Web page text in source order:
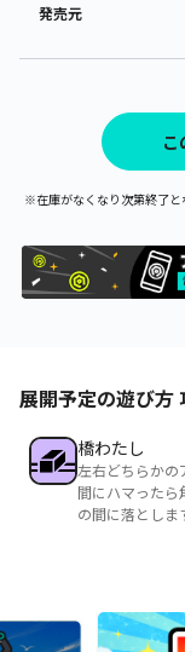
発売元
※在庫がなくなり次第終了と
展開予定の遊び方
橋わたし
左右どちらかの
間にハマったら
の間に落としま